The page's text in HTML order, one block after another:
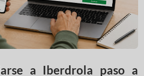
a Iberdrola paso a